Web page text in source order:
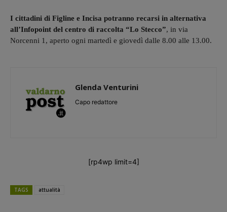
I cittadini di Figline e Incisa potranno recarsi in alternativa
all’Infopoint del centro di raccolta “Lo Stecco”, in via
Norcenni 1, aperto ogni martedì e giovedì dalle 8.00 alle 13.00.
Glenda Venturini
Capo redattore
[rp4wp limit=4]
TAGS attualità